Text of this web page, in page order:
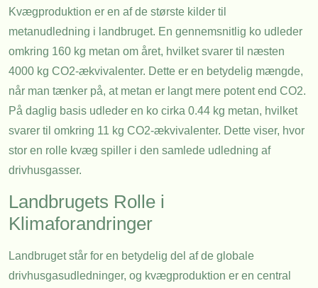
Kvægproduktion er en af de største kilder til
metanudledning i landbruget. En gennemsnitlig ko udleder
omkring 160 kg metan om året, hvilket svarer til næsten
4000 kg CO2-ækvivalenter. Dette er en betydelig mængde,
når man tænker på, at metan er langt mere potent end CO2.
På daglig basis udleder en ko cirka 0.44 kg metan, hvilket
svarer til omkring 11 kg CO2-ækvivalenter. Dette viser, hvor
stor en rolle kvæg spiller i den samlede udledning af
drivhusgasser.
Landbrugets Rolle i
Klimaforandringer
Landbruget står for en betydelig del af de globale
drivhusgasudledninger, og kvægproduktion er en central